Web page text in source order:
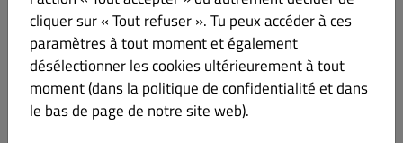
VINS BLANCS
VINS ROUGES
cliquer sur « Tout refuser ». Tu peux accéder à ces
paramètres à tout moment et également
désélectionner les cookies ultérieurement à tout
moment (dans la politique de confidentialité et dans
le bas de page de notre site web).